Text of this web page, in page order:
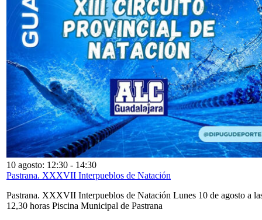
10 agosto: 12:30 - 14:30
Pastrana. XXXVII Interpueblos de Natación
Pastrana. XXXVII Interpueblos de Natación Lunes 10 de agosto a
12,30 horas Piscina Municipal de Pastrana